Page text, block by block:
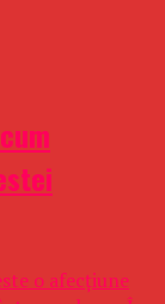
o afecțiune